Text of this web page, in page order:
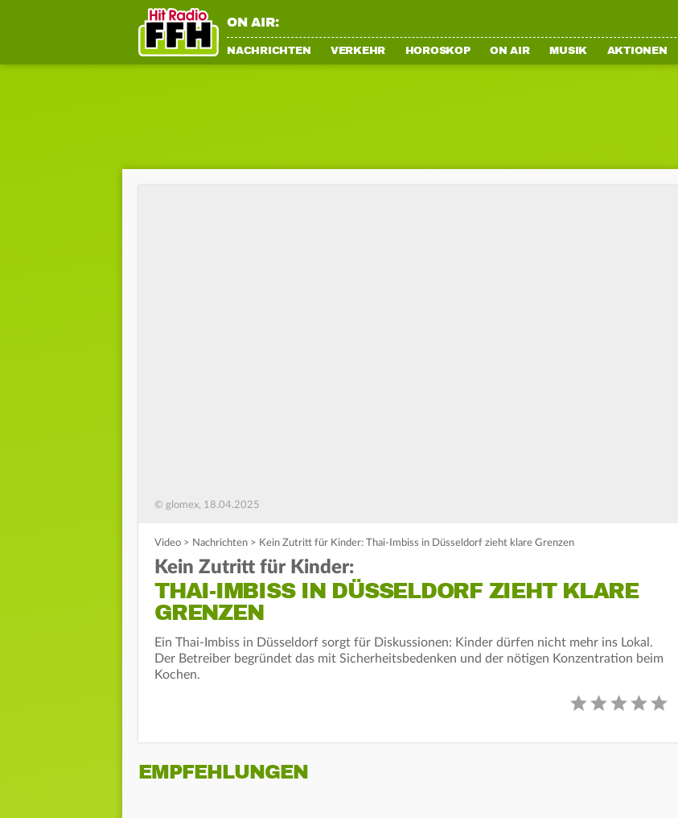
ON AIR:
NACHRICHTEN VERKEHR HOROSKOP ON AIR MUSIK AKTIONEN
© glomex, 18.04.2025
Video > Nachrichten > Kein Zutritt für Kinder: Thai-Imbiss in Düsseldorf zieht klare Grenzen
Kein Zutritt für Kinder:
THAI-IMBISS IN DÜSSELDORF ZIEHT KLARE
GRENZEN
Ein Thai-Imbiss in Düsseldorf sorgt für Diskussionen: Kinder dürfen nicht mehr ins Lokal.
Der Betreiber begründet das mit Sicherheitsbedenken und der nötigen Konzentration beim
Kochen.
EMPFEHLUNGEN